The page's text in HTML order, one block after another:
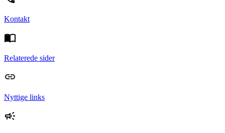
Kontakt
Relaterede sider
Nyttige links